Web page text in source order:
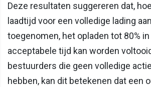
Deze resultaten suggereren dat,
laadtijd voor een volledige lading
toegenomen, het opladen tot 80% in
acceptabele tijd kan worden
bestuurders die geen volledige
hebben, kan dit betekenen dat een